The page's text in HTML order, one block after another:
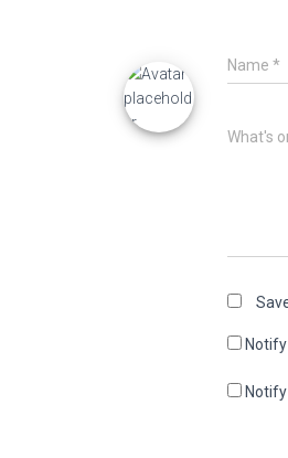
Name *
What's
Notify